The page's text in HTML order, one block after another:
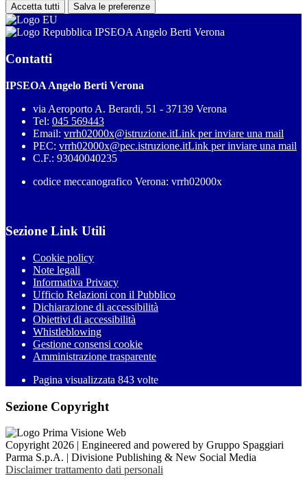
Accetta tutti Salva le preferenze
IPSEOA Angelo Berti Verona
Contatti
IPSEOA Angelo Berti Verona
via Aeroporto A. Berardi, 51 - 37139 Verona
Tel: 045 569443
Email: vrrh02000x@istruzione.itLink per inviare una mail
PEC: vrrh02000x@pec.istruzione.itLink per inviare una mail
C.F.: 93040040235
codice meccanografico Verona: vrrh02000x
Sezione Link Utili
Cookie policy
Note legali
Informativa Privacy
Ufficio Relazioni con il Pubblico
Dichiarazione di accessibilità
Obiettivi di accessibilità
Whistleblowing
Gestione consensi cookie
Amministrazione trasparente
Pagina visualizzata 843 volte
Sezione Copyright
Copyright 2026 | Engineered and powered by Gruppo Spaggiari
Parma S.p.A. | Divisione Publishing & New Social Media
Disclaimer trattamento dati personali